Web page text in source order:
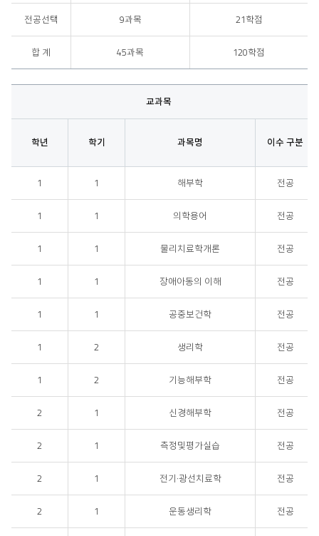
전공선택 9과목 21학점
합 계 45과목 120학점
교과목
학년 학기 과목명 이수 구분
1 1 해부학 전공
1 1 의학용어 전공
1 1 물리치료학개론 전공
1 1 장애아동의 이해 전공
1 1 공중보건학 전공
1 2 생리학 전공
1 2 기능해부학 전공
2 1 신경해부학 전공
2 1 측정및평가실습 전공
2 1 전기·광선치료학 전공
2 1 운동생리학 전공